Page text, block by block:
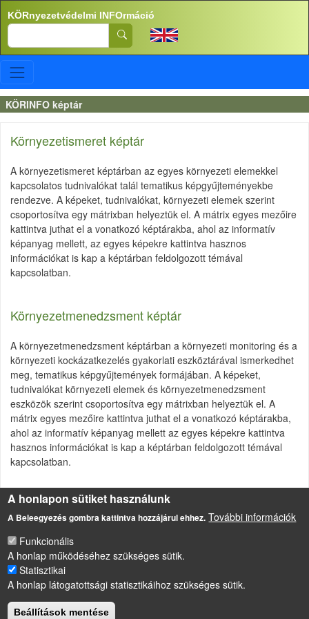
Ugrás a tartalomra
KÖRnyezetvédelmi INFOrmáció
Search
KÖRINFO képtár
Környezetismeret képtár
A környezetismeret képtárban az egyes környezeti elemekkel
kapcsolatos tudnivalókat talál tematikus képgyűjteményekbe
rendezve. A képeket, tudnivalókat, környezeti elemek szerint
csoportosítva egy mátrixban helyeztük el. A mátrix egyes mezőire
kattintva juthat el a vonatkozó képtárakba, ahol az informatív
képanyag mellett, az egyes képekre kattintva hasznos
információkat is kap a képtárban feldolgozott témával
kapcsolatban.
Környezetmenedzsment képtár
A környezetmenedzsment képtárban a környezeti monitoring és a
környezeti kockázatkezelés gyakorlati eszköztárával ismerkedhet
meg, tematikus képgyűjtemények formájában. A képeket,
tudnivalókat környezeti elemek és környezetmenedzsment
eszközök szerint csoportosítva egy mátrixban helyeztük el. A
mátrix egyes mezőire kattintva juthat el a vonatkozó képtárakba,
ahol az informatív képanyag mellett az egyes képekre kattintva
hasznos információkat is kap a képtárban feldolgozott témával
kapcsolatban.
Egyéb képtárak
LÁBLÉC
Impresszum
Sütikezelési szabályzat
A honlapon sütiket használunk
A Beleegyezés gombra kattintva hozzájárul ehhez. További információk
Funkcionális
A honlap működéséhez szükséges sütik.
Statisztikai
A honlap látogatottsági statisztikáihoz szükséges sütik.
Beállítások mentése